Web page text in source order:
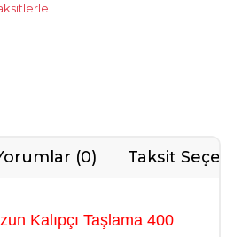
(0) Taksit
Kalıpçı Taşlama 400